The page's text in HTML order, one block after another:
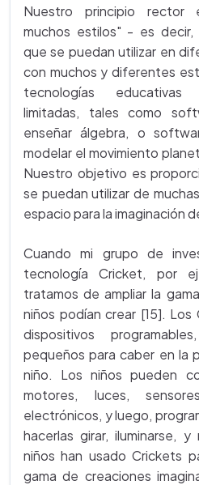
Nuestro principio rector
muchos estilos" - es decir,
que se puedan utilizar en
con muchos y diferentes
tecnologías educativas
limitadas, tales como
enseñar álgebra, o
modelar el movimiento
Nuestro objetivo es
se puedan utilizar de
espacio para la imaginación
Cuando mi grupo de
tecnología Cricket, por
tratamos de ampliar la
niños podían crear [15].
dispositivos
pequeños para caber en la
niño. Los niños pueden
motores, luces,
electrónicos, y luego,
hacerlas girar, iluminarse,
niños han usado Crickets
gama de creaciones